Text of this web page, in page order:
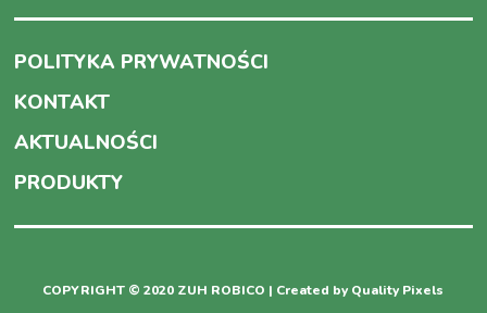
POLITYKA PRYWATNOŚCI
KONTAKT
AKTUALNOŚCI
PRODUKTY
COPYRIGHT © 2020 ZUH ROBICO | Created by Quality Pixels